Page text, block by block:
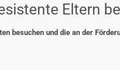
Eltern
besuchen und die an der